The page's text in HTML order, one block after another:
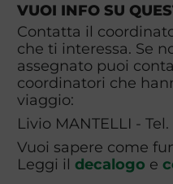
VUOI INFO SU
Contatta il
che ti interessa. Se
assegnato puoi
coordinatori che
viaggio:
Livio MANTELLI - Tel.
Vuoi sapere come
Leggi il decalogo e